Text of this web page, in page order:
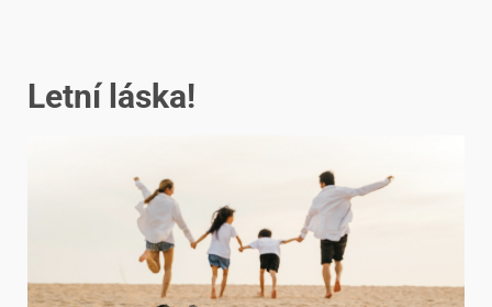
Letní láska!